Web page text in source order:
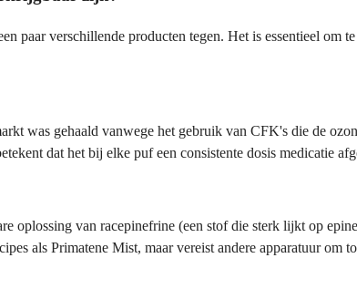
paar verschillende producten tegen. Het is essentieel
was gehaald vanwege het gebruik van CFK's die de
dat het bij elke puf een consistente dosis medicatie
oplossing van racepinefrine (een stof die sterk lijkt op
als Primatene Mist, maar vereist andere apparatuur om